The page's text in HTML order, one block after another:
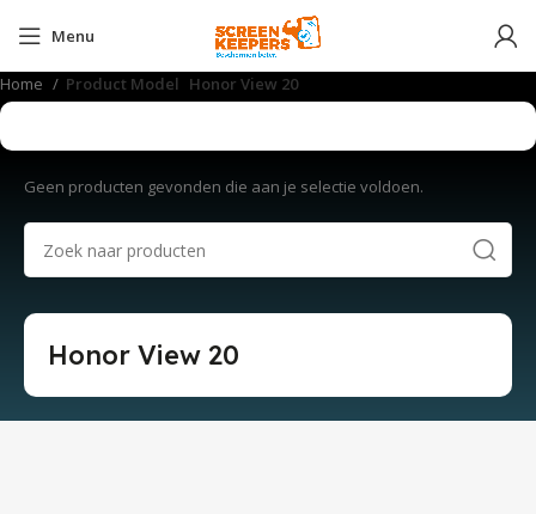
Menu
Home Product Model Honor View 20
Geen producten gevonden die aan je selectie voldoen.
Honor View 20